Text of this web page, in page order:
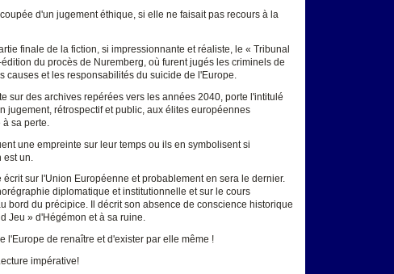
d'un jugement éthique, si elle ne faisait pas recours à la
finale de la fiction, si impressionnante et réaliste, le « Tribunal
du procès de Nuremberg, où furent jugés les criminels de
causes et les responsabilités du suicide de l'Europe.
sur des archives repérées vers les années 2040, porte l'intitulé
jugement, rétrospectif et public, aux élites européennes
sa perte.
une empreinte sur leur temps ou ils en symbolisent si
un.
sur l'Union Européenne et probablement en sera le dernier.
diplomatique et institutionnelle et sur le cours
bord du précipice. Il décrit son absence de conscience historique
Jeu » d'Hégémon et à sa ruine.
l'Europe de renaître et d'exister par elle même !
impérative!